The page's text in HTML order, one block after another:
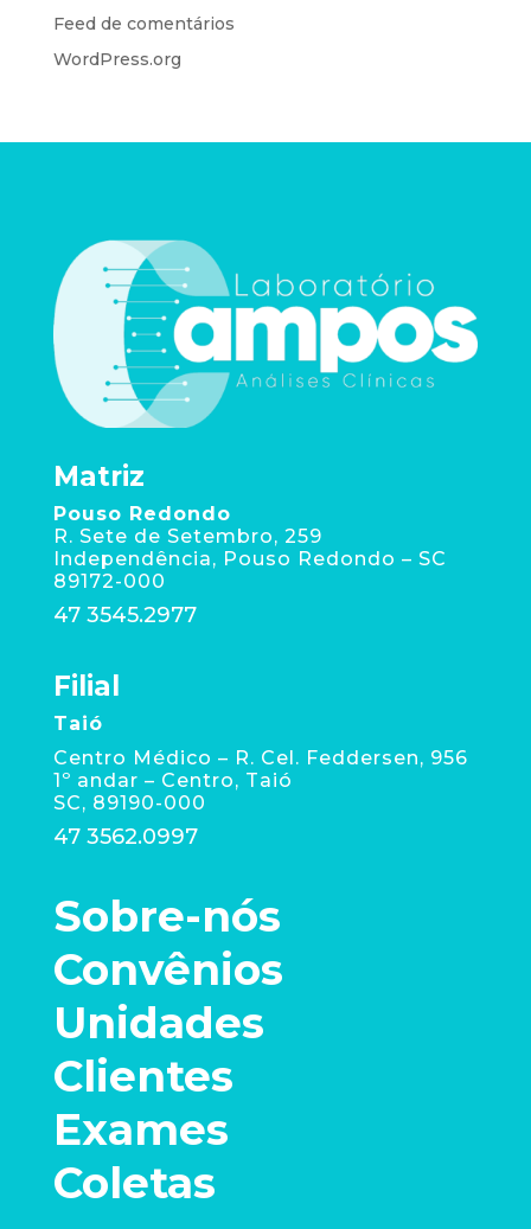
Feed de comentários
WordPress.org
Matriz
Pouso Redondo
R. Sete de Setembro, 259
Independência, Pouso Redondo – SC
89172-000
47 3545.2977
Filial
Taió
Centro Médico – R. Cel. Feddersen, 956
1º andar – Centro, Taió
SC, 89190-000
47 3562.0997
Sobre-nós
Convênios
Unidades
Clientes
Exames
Coletas